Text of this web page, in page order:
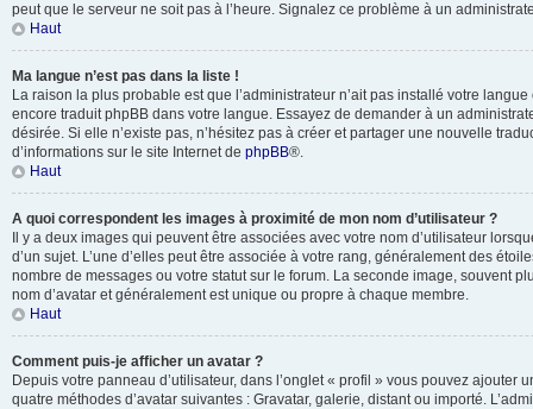
peut que le serveur ne soit pas à l’heure. Signalez ce problème à un
Haut
Ma langue n’est pas dans la liste !
La raison la plus probable est que l’administrateur n’ait pas installé votre
encore traduit phpBB dans votre langue. Essayez de demander à un
désirée. Si elle n’existe pas, n’hésitez pas à créer et partager une nouvelle
d’informations sur le site Internet de phpBB®.
Haut
A quoi correspondent les images à proximité de mon nom d’utilisateur ?
Il y a deux images qui peuvent être associées avec votre nom d’utilisateur
d’un sujet. L’une d’elles peut être associée à votre rang, généralement des
nombre de messages ou votre statut sur le forum. La seconde image, souvent
nom d’avatar et généralement est unique ou propre à chaque membre.
Haut
Comment puis-je afficher un avatar ?
Depuis votre panneau d’utilisateur, dans l’onglet « profil » vous pouvez ajouter
quatre méthodes d’avatar suivantes : Gravatar, galerie, distant ou importé.